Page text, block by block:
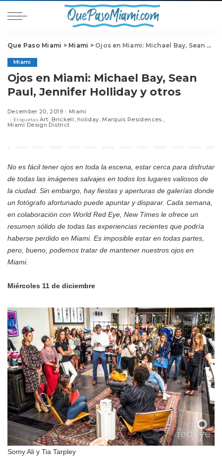
Que Paso Miami > Miami > Ojos en Miami: Michael Bay, Sean Paul, Jennifer Holliday y otros
Miami
Ojos en Miami: Michael Bay, Sean
Paul, Jennifer Holliday y otros
December 20, 2019 Miami
Etiquetas Art Brickell holiday Marquis Residences
Miami Design District
No es fácil tener ojos en toda la escena, estar cerca para disfrutar
de todas las imágenes salvajes en todos los lugares valiosos de
la ciudad. Sin embargo, hay fiestas y aperturas de galerías donde
un fotógrafo afortunado puede apuntar y disparar. Cada semana,
en colaboración con World Red Eye, New Times le ofrece un
resumen sólido de todas las experiencias recientes que podría
haberse perdido en Miami. Es imposible estar en todas partes,
pero, bueno, podemos tratar de mantener nuestros ojos en
Miami.
Miércoles 11 de diciembre
Somy Ali y Tia Tarpley